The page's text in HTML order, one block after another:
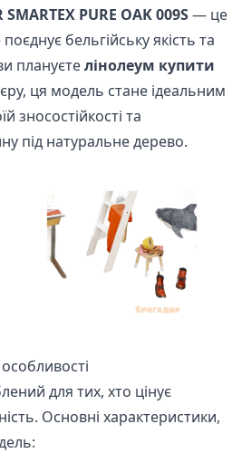
PURE OAK 009S— це
бельгійську якість та
плануєтелінолеум купити
ця модель стане ідеальним
зносостійкості та
під натуральне дерево.
для тих, хто цінує
Основні характеристики,